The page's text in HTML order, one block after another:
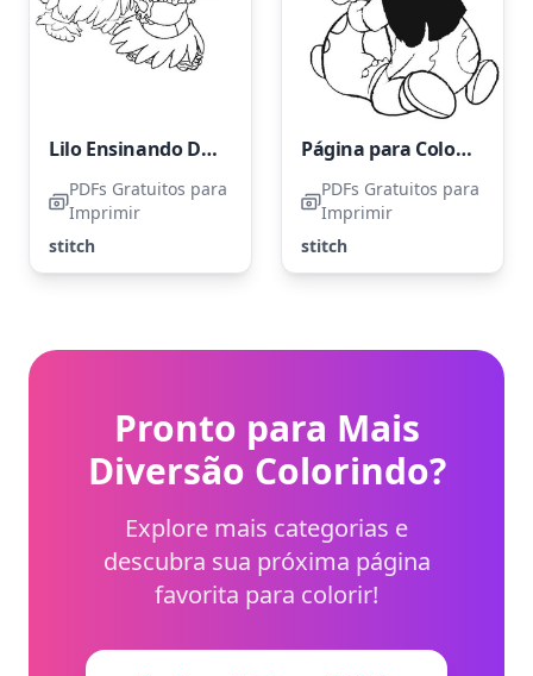
Lilo Ensinando Dança a um Visitante Alienígena
PDFs Gratuitos para
Imprimir
stitch
Página para Colorir Lilo Abraçando Stitch
PDFs Gratuitos para
Imprimir
stitch
Pronto para Mais
Diversão Colorindo?
Explore mais categorias e
descubra sua próxima página
favorita para colorir!